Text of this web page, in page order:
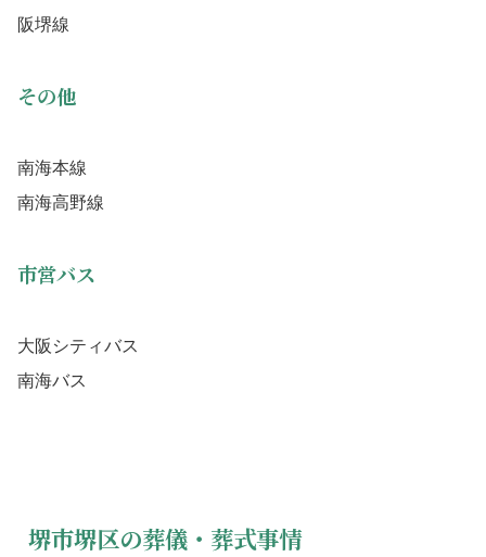
阪堺線
その他
南海本線
南海高野線
市営バス
大阪シティバス
南海バス
堺市堺区の葬儀・葬式事情